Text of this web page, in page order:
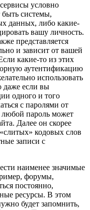
условно
быть системы,
данных, либо какие-
вашу личность.
представляется
и зависит от вашей
какие-то из этих
аутентификацию
использовать
даже если вы
одного и того
с паролями от
пароль может
Далее он скорее
кодовых слов
записи с
наименее значимые
форумы,
постоянно,
ресурсы. В этом
будет запомнить,